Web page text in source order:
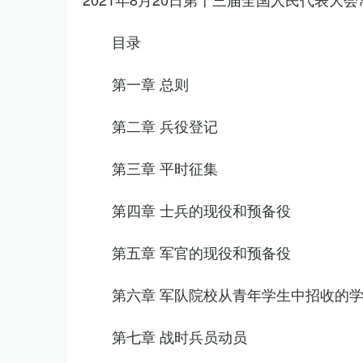
目录
第一章 总则
第二章 兵役登记
第三章 平时征集
第四章 士兵的现役和预备役
第五章 军官的现役和预备役
第六章 军队院校从青年学生中招收的
第七章 战时兵员动员